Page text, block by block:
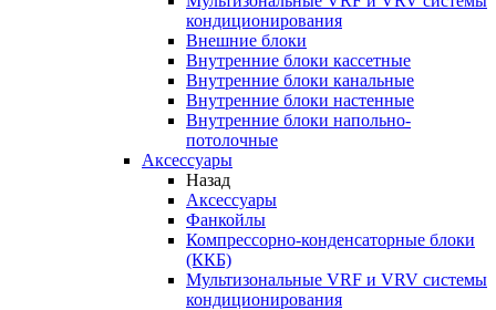
кондиционирования
Внешние блоки
Внутренние блоки кассетные
Внутренние блоки канальные
Внутренние блоки настенные
Внутренние блоки напольно-
потолочные
Аксессуары
Назад
Аксессуары
Фанкойлы
Компрессорно-конденсаторные блоки
(ККБ)
Мультизональные VRF и VRV системы
кондиционирования